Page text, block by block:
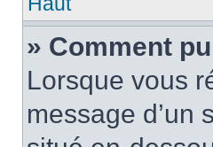
» Comment
Lorsque vous
message d’un